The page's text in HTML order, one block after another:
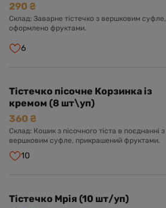
290 ₴
Склад: Заварне тістечко з вершковим суфле,
оформлено фруктами.
6
Тістечко пісочне Корзинка із
кремом (8 шт\уп)
360 ₴
Склад: Кошик з пісочного тіста в поєднанні з
вершковим суфле, прикрашений фруктами.
10
Тістечко Мрія (10 шт/уп)